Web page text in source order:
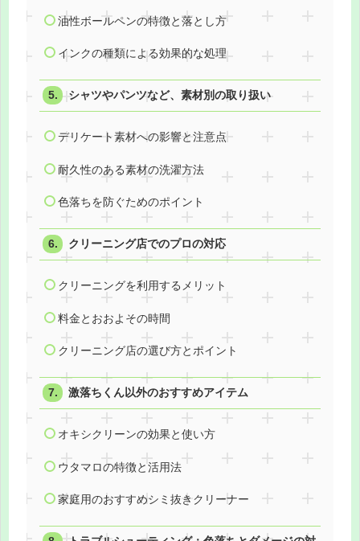
油性ボールペンの特徴と落とし方
インクの種類による効果的な処理
シャツやパンツなど、素材別の取り扱い
デリケート素材への影響と注意点
耐久性のある素材の洗濯方法
色落ちを防ぐためのポイント
クリーニング店でのプロの対応
クリーニングを利用するメリット
料金とおおよその時間
クリーニング店の選び方とポイント
激落ちくん以外のおすすめアイテム
オキシクリーンの効果と使い方
ウタマロの特徴と活用法
家庭用のおすすめシミ抜きクリーナー